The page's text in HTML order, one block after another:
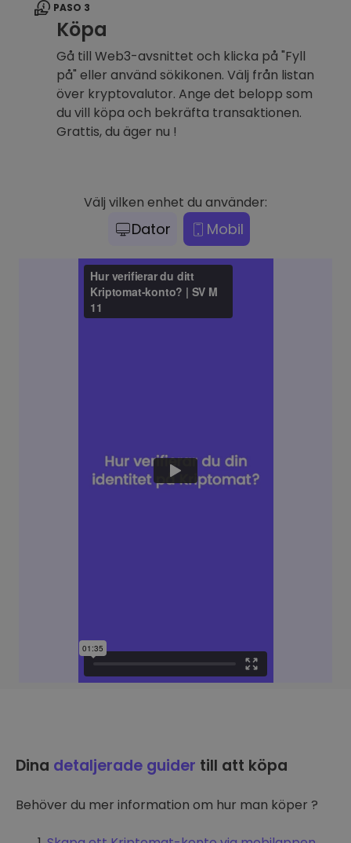
PASO 3
Köpa
Gå till Web3-avsnittet och klicka på "Fyll
på" eller använd sökikonen. Välj från listan
över kryptovalutor. Ange det belopp som
du vill köpa och bekräfta transaktionen.
Grattis, du äger nu !
Välj vilken enhet du använder:
Dator Mobil
Dina detaljerade guider till att köpa
Behöver du mer information om hur man köper ?